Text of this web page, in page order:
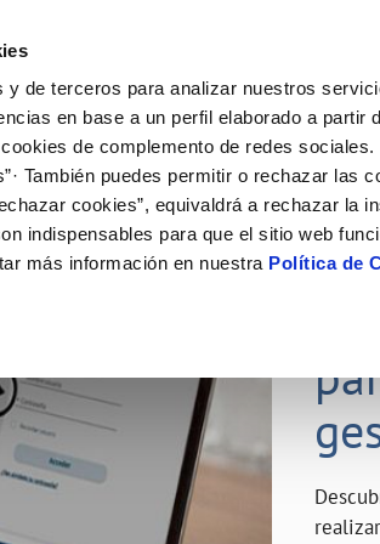
y de terceros para analizar nuestros
en base a un perfil elaborado a partir
de complemento de redes
También puedes permitir o rechazar las
cookies”, equivaldrá a rechazar la
indispensables para que el sitio web
más información en nuestra Política de
de titular
de suministro
VER TODAS LAS
Tu Servicio
AL CLIENTE
contacto
de fuga interior
Carta de
Customer
Tu Agua
del agua
CUIDADOS
Consejos
Depósitos
DE GESTIÓN Y CERTIFICADOS
23